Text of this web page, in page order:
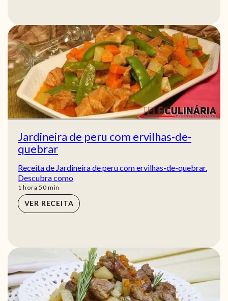
Jardineira de peru com ervilhas-de-
quebrar
Receita de Jardineira de peru com ervilhas-de-quebrar.
Descubra como
1 hora
hora 50min
min
VER RECEITA